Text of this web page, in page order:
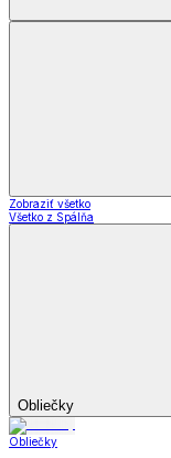
Zobraziť všetko
Všetko z Spálňa
Obliečky
Obliečky